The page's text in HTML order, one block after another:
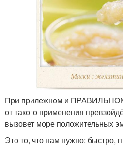
При прилежном и
от такого применения
вызовет море положительных
Это то, что нам нужно: быстро,